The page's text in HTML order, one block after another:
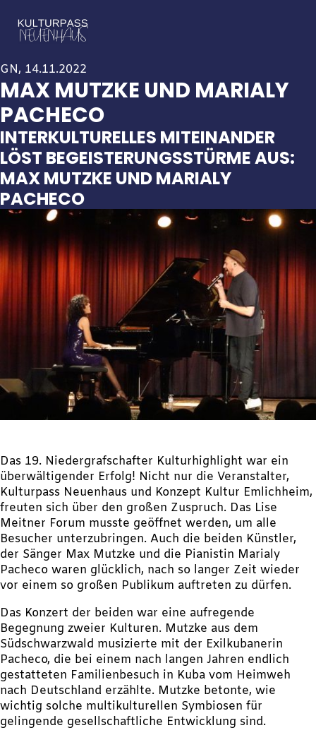
MAX MUTZKE UND MARIALY
PACHECO
INTERKULTURELLES MITEINANDER
LÖST BEGEISTERUNGSSTÜRME AUS:
MAX MUTZKE UND MARIALY
PACHECO
GN, 14.11.2022
Das 19. Niedergrafschafter Kulturhighlight war ein
überwältigender Erfolg! Nicht nur die Veranstalter,
Kulturpass Neuenhaus und Konzept Kultur Emlichheim,
freuten sich über den großen Zuspruch. Das Lise
Meitner Forum musste geöffnet werden, um alle
Besucher unterzubringen. Auch die beiden Künstler,
der Sänger Max Mutzke und die Pianistin Marialy
Pacheco waren glücklich, nach so langer Zeit wieder
vor einem so großen Publikum auftreten zu dürfen.
Das Konzert der beiden war eine aufregende
Begegnung zweier Kulturen. Mutzke aus dem
Südschwarzwald musizierte mit der Exilkubanerin
Pacheco, die bei einem nach langen Jahren endlich
gestatteten Familienbesuch in Kuba vom Heimweh
nach Deutschland erzählte. Mutzke betonte, wie
wichtig solche multikulturellen Symbiosen für
gelingende gesellschaftliche Entwicklung sind.